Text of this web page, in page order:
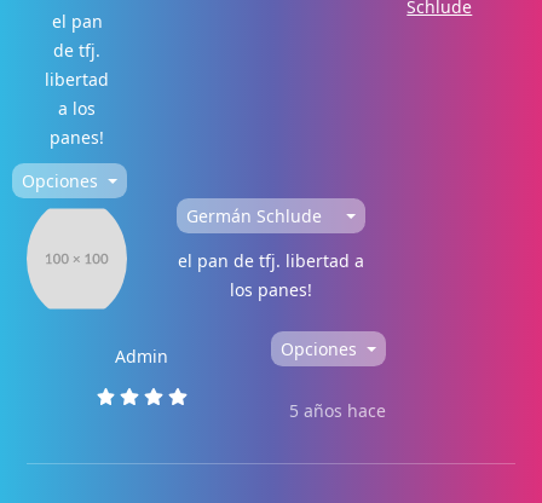
el pan
de tfj.
libertad
a los
panes!
Schlude
Opciones
Germán Schlude
el pan de tfj. libertad a
los panes!
Admin Opciones
5 años hace